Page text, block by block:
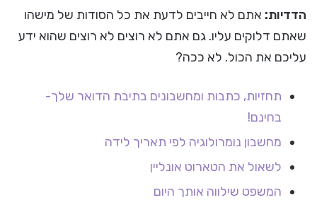
הדדיות: אתם לא חייבים לדעת את כל הסודות של מישהו
שאתם דלוקים עליו. גם אתם לא רוצים לא רוצים שהוא ידע
עליכם את הכול. לא ככה?
תחזיות, כתבות ומחשבונים בתיבת הדואר שלך-
בחינם!
מחשבון נומרולוגיה לפי תאריך לידה
לשאול את הטארוט אונליין
המשפט שילווה אותך היום